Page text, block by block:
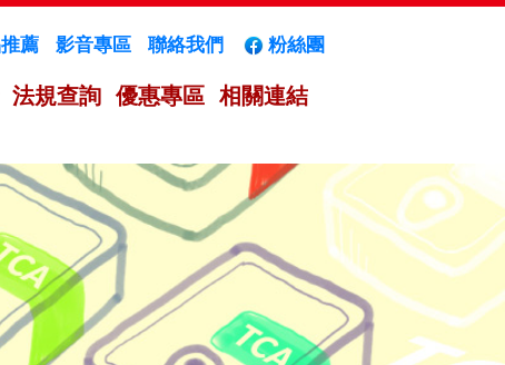
法規查詢 優惠專區 相關連結
薦 影音專區 聯絡我們 粉絲團